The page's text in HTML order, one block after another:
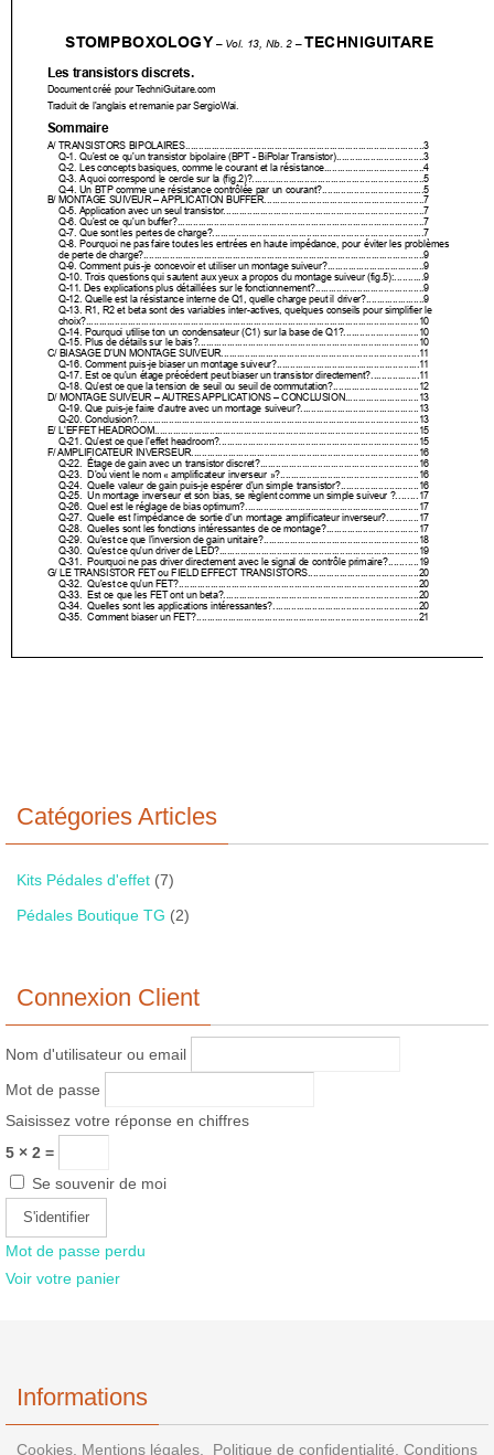
Catégories Articles
Kits Pédales d'effet (7)
Pédales Boutique TG (2)
Connexion Client
Nom d'utilisateur ou email
Mot de passe
Saisissez votre réponse en chiffres
5 × 2 =
Se souvenir de moi
Mot de passe perdu
Voir votre panier
Informations
Cookies. Mentions légales. Politique de confidentialité. Conditions